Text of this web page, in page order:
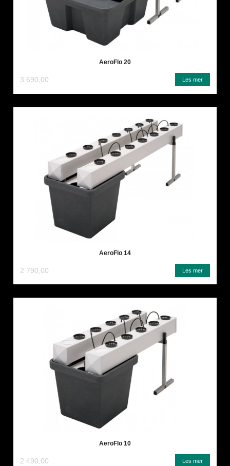
AeroFlo 20
3 690,00 Les mer
AeroFlo 14
2 790,00 Les mer
AeroFlo 10
2 490,00 Les mer